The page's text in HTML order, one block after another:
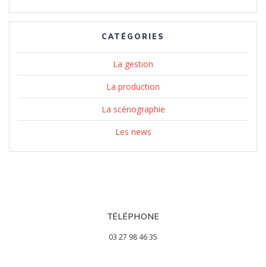
CATÉGORIES
La gestion
La production
La scénographie
Les news
TÉLÉPHONE
03 27 98 46 35